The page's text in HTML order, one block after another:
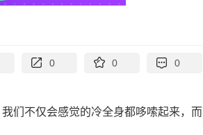
0 0 0
们不仅会感觉的冷全身都哆嗦起来，而